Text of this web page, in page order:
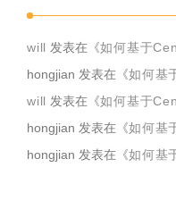
will 发表在《如何基于
hongjian 发表在《如何基
will 发表在《如何基于
hongjian 发表在《如何基
hongjian 发表在《如何基